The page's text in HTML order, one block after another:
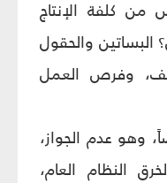
من كلفة الإنتاج
البساتين والحقول
وفرص العمل
وهو عدم الجواز،
النظام العام،